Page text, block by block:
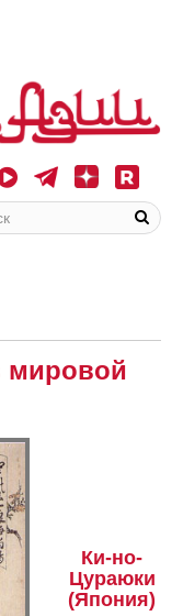
мировой
Ки-но-
Цураюки
(Япония)